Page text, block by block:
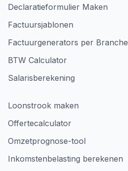
Declaratieformulier Maken
Factuursjablonen
Factuurgenerators per Branche
BTW Calculator
Salarisberekening
Loonstrook maken
Offertecalculator
Omzetprognose-tool
Inkomstenbelasting berekenen